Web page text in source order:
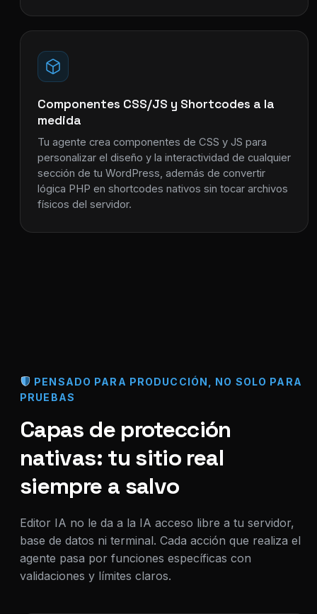
Componentes CSS/JS y Shortcodes a la
medida
Tu agente crea componentes de CSS y JS para
personalizar el diseño y la interactividad de cualquier
sección de tu WordPress, además de convertir
lógica PHP en shortcodes nativos sin tocar archivos
físicos del servidor.
PENSADO PARA PRODUCCIÓN, NO SOLO PARA
PRUEBAS
Capas de protección
nativas: tu sitio real
siempre a salvo
Editor IA no le da a la IA acceso libre a tu servidor,
base de datos ni terminal. Cada acción que realiza el
agente pasa por funciones específicas con
validaciones y límites claros.